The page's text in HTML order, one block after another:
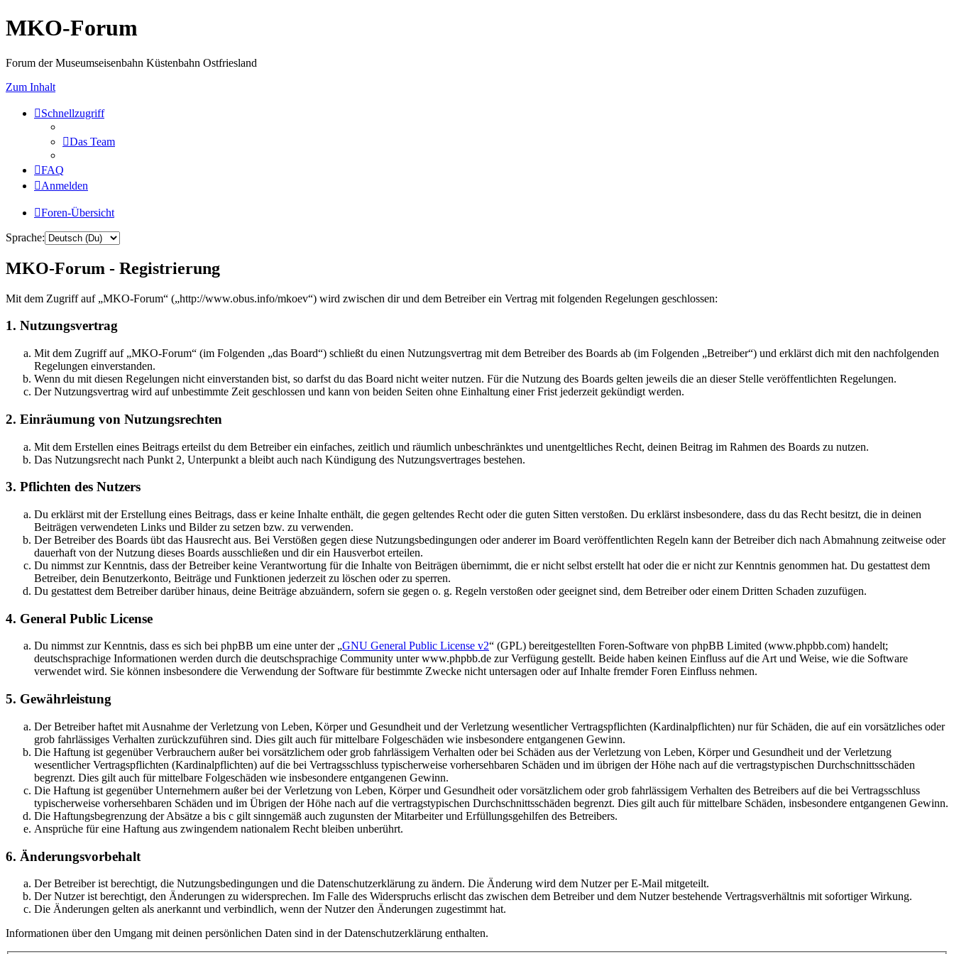
MKO-Forum
Forum der Museumseisenbahn Küstenbahn Ostfriesland
Zum Inhalt
Schnellzugriff
Das Team
FAQ
Anmelden
Foren-Übersicht
Sprache:
MKO-Forum - Registrierung
Mit dem Zugriff auf „MKO-Forum“ („http://www.obus.info/mkoev“) wird zwischen dir und dem Betreiber ein Vertrag mit folgenden Regelungen geschlossen:
1. Nutzungsvertrag
Mit dem Zugriff auf „MKO-Forum“ (im Folgenden „das Board“) schließt du einen Nutzungsvertrag mit dem Betreiber des Boards ab (im Folgenden „Betreiber“) und erklärst dich mit den nachfolgenden
Regelungen einverstanden.
Wenn du mit diesen Regelungen nicht einverstanden bist, so darfst du das Board nicht weiter nutzen. Für die Nutzung des Boards gelten jeweils die an dieser Stelle veröffentlichten Regelungen.
Der Nutzungsvertrag wird auf unbestimmte Zeit geschlossen und kann von beiden Seiten ohne Einhaltung einer Frist jederzeit gekündigt werden.
2. Einräumung von Nutzungsrechten
Mit dem Erstellen eines Beitrags erteilst du dem Betreiber ein einfaches, zeitlich und räumlich unbeschränktes und unentgeltliches Recht, deinen Beitrag im Rahmen des Boards zu nutzen.
Das Nutzungsrecht nach Punkt 2, Unterpunkt a bleibt auch nach Kündigung des Nutzungsvertrages bestehen.
3. Pflichten des Nutzers
Du erklärst mit der Erstellung eines Beitrags, dass er keine Inhalte enthält, die gegen geltendes Recht oder die guten Sitten verstoßen. Du erklärst insbesondere, dass du das Recht besitzt, die in deinen
Beiträgen verwendeten Links und Bilder zu setzen bzw. zu verwenden.
Der Betreiber des Boards übt das Hausrecht aus. Bei Verstößen gegen diese Nutzungsbedingungen oder anderer im Board veröffentlichten Regeln kann der Betreiber dich nach Abmahnung zeitweise oder
dauerhaft von der Nutzung dieses Boards ausschließen und dir ein Hausverbot erteilen.
Du nimmst zur Kenntnis, dass der Betreiber keine Verantwortung für die Inhalte von Beiträgen übernimmt, die er nicht selbst erstellt hat oder die er nicht zur Kenntnis genommen hat. Du gestattest dem
Betreiber, dein Benutzerkonto, Beiträge und Funktionen jederzeit zu löschen oder zu sperren.
Du gestattest dem Betreiber darüber hinaus, deine Beiträge abzuändern, sofern sie gegen o. g. Regeln verstoßen oder geeignet sind, dem Betreiber oder einem Dritten Schaden zuzufügen.
4. General Public License
Du nimmst zur Kenntnis, dass es sich bei phpBB um eine unter der „GNU General Public License v2“ (GPL) bereitgestellten Foren-Software von phpBB Limited (www.phpbb.com) handelt;
deutschsprachige Informationen werden durch die deutschsprachige Community unter www.phpbb.de zur Verfügung gestellt. Beide haben keinen Einfluss auf die Art und Weise, wie die Software
verwendet wird. Sie können insbesondere die Verwendung der Software für bestimmte Zwecke nicht untersagen oder auf Inhalte fremder Foren Einfluss nehmen.
5. Gewährleistung
Der Betreiber haftet mit Ausnahme der Verletzung von Leben, Körper und Gesundheit und der Verletzung wesentlicher Vertragspflichten (Kardinalpflichten) nur für Schäden, die auf ein vorsätzliches oder
grob fahrlässiges Verhalten zurückzuführen sind. Dies gilt auch für mittelbare Folgeschäden wie insbesondere entgangenen Gewinn.
Die Haftung ist gegenüber Verbrauchern außer bei vorsätzlichem oder grob fahrlässigem Verhalten oder bei Schäden aus der Verletzung von Leben, Körper und Gesundheit und der Verletzung
wesentlicher Vertragspflichten (Kardinalpflichten) auf die bei Vertragsschluss typischerweise vorhersehbaren Schäden und im übrigen der Höhe nach auf die vertragstypischen Durchschnittsschäden
begrenzt. Dies gilt auch für mittelbare Folgeschäden wie insbesondere entgangenen Gewinn.
Die Haftung ist gegenüber Unternehmern außer bei der Verletzung von Leben, Körper und Gesundheit oder vorsätzlichem oder grob fahrlässigem Verhalten des Betreibers auf die bei Vertragsschluss
typischerweise vorhersehbaren Schäden und im Übrigen der Höhe nach auf die vertragstypischen Durchschnittsschäden begrenzt. Dies gilt auch für mittelbare Schäden, insbesondere entgangenen Gewinn.
Die Haftungsbegrenzung der Absätze a bis c gilt sinngemäß auch zugunsten der Mitarbeiter und Erfüllungsgehilfen des Betreibers.
Ansprüche für eine Haftung aus zwingendem nationalem Recht bleiben unberührt.
6. Änderungsvorbehalt
Der Betreiber ist berechtigt, die Nutzungsbedingungen und die Datenschutzerklärung zu ändern. Die Änderung wird dem Nutzer per E-Mail mitgeteilt.
Der Nutzer ist berechtigt, den Änderungen zu widersprechen. Im Falle des Widerspruchs erlischt das zwischen dem Betreiber und dem Nutzer bestehende Vertragsverhältnis mit sofortiger Wirkung.
Die Änderungen gelten als anerkannt und verbindlich, wenn der Nutzer den Änderungen zugestimmt hat.
Informationen über den Umgang mit deinen persönlichen Daten sind in der Datenschutzerklärung enthalten.